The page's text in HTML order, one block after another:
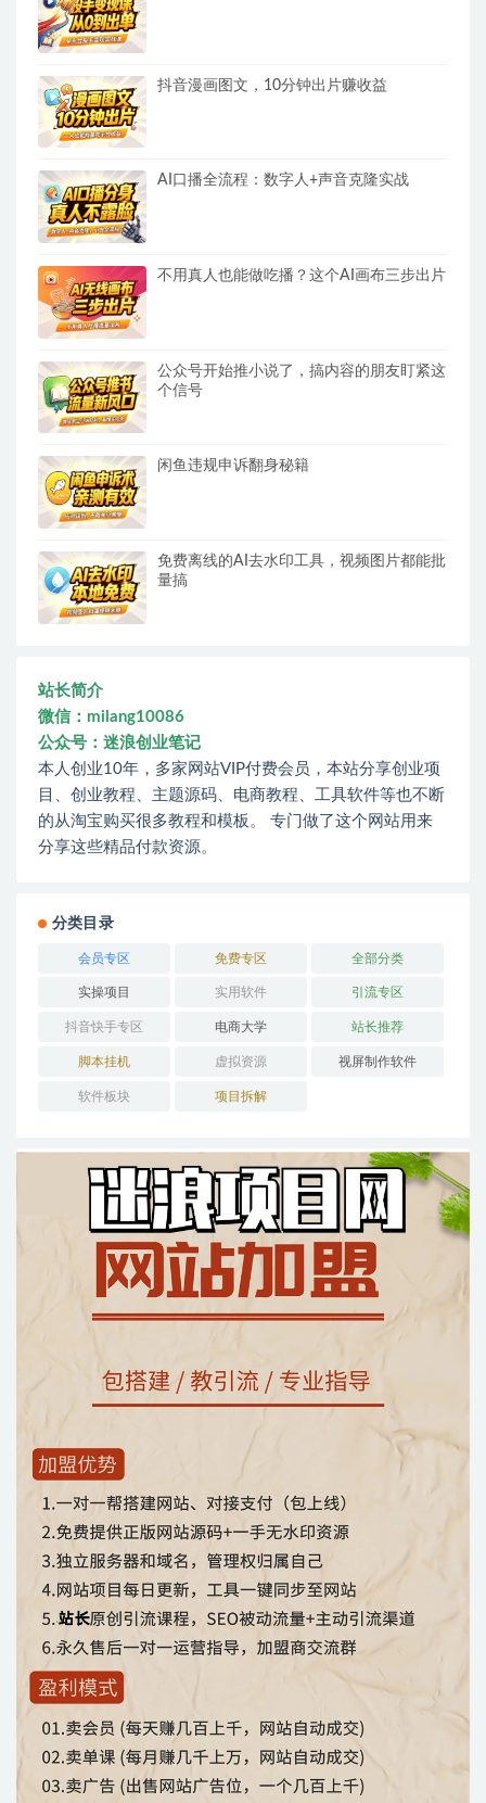
抖音漫画图文，10分钟出片赚收益
AI口播全流程：数字人+声音克隆实战
不用真人也能做吃播？这个AI画布三步出片
公众号开始推小说了，搞内容的朋友盯紧这
个信号
闲鱼违规申诉翻身秘籍
免费离线的AI去水印工具，视频图片都能批
量搞
站长简介
微信：milang10086
公众号：迷浪创业笔记
本人创业10年，多家网站VIP付费会员，本站分享创业项
目、创业教程、主题源码、电商教程、工具软件等也不断
的从淘宝购买很多教程和模板。 专门做了这个网站用来
分享这些精品付款资源。
分类目录
会员专区 免费专区 全部分类
实操项目 实用软件 引流专区
抖音快手专区 电商大学 站长推荐
脚本挂机 虚拟资源 视屏制作软件
软件板块 项目拆解